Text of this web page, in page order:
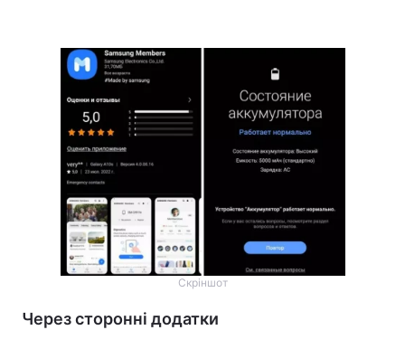
Скріншот
Через сторонні додатки